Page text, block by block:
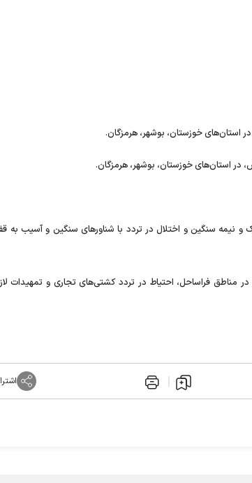
نیمه سنگین و اختلال در تردد با شناور‌های سنگین و آسیب به
مناطق فراساحل، احتیاط در تردد کشتی‌های تجاری و تمهیدات